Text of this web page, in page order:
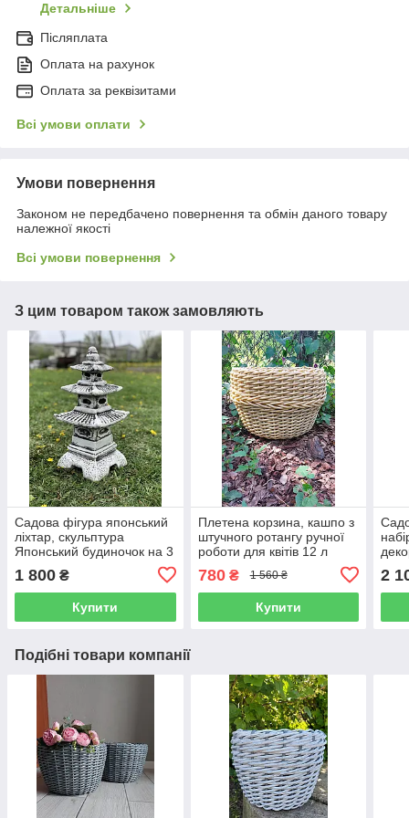
Детальніше
Післяплата
Оплата на рахунок
Оплата за реквізитами
Всі умови оплати
Умови повернення
Законом не передбачено повернення та обмін даного товару
належної якості
Всі умови повернення
З цим товаром також замовляють
Садова фігура японський
ліхтар, скульптура
Японський будиночок на 3
японському стилі, 46 см
1 800 ₴
Купити
Плетена корзина, кашпо з
штучного ротангу ручної
роботи для квітів 12 л
780₴ 1 560 ₴
Купити
2
Подібні товари компанії